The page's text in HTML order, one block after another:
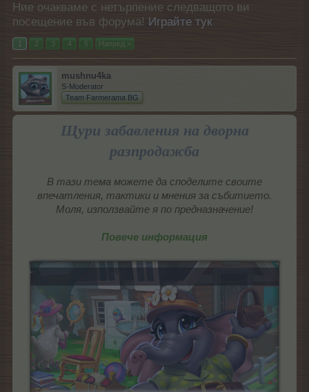
Ние очакваме с нетърпение следващото ви
посещение във форума! Играйте тук
1 2 3 4 5 Напред >
mushnu4ka
S-Moderator
Team Farmerama BG
Щури забавления на дворна
разпродажба
В тази тема можете да споделите своите
впечатления, тактики и мнения за събитието.
Моля, използвайте я по предназначение!
Повече информация